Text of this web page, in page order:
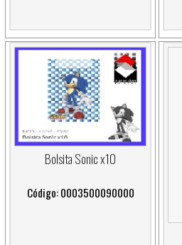
Bolsita Sonic x10
Código: 0003500090000